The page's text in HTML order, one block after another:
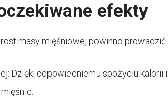
efekty
masy mięśniowej powinno
Dzięki odpowiedniemu spożyciu kalorii